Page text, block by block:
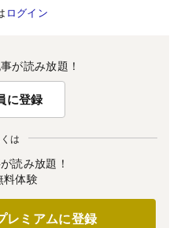
ログイン
が読み放題！
に登録
は
読み放題！
料体験
レミアムに登録